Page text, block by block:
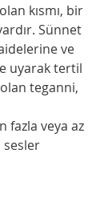
kısmı, bir
Sünnet
ve
uyarak tertil
teganni,
fazla veya az
sesler